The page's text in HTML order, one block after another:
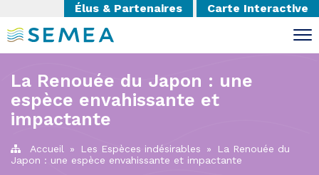
Élus & Partenaires Carte Interactive
La Renouée du Japon : une
espèce envahissante et
impactante
Accueil » Les Espèces indésirables »
La Renouée du
Japon : une espèce envahissante et impactante